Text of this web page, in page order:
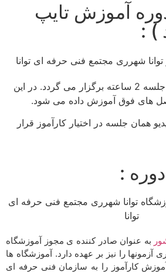
آموزش تایپ
) :
این دوره آموزشی در 5 جلسه 2 ساعته برگزار می گردد. در این
همان جلسه در اختیار کارآموز قرار
:
به عنوان صادر کننده ی مجوز آموزشگاه
آزمونها را نیز بر عهده دارد. آموزشگاه ها
کارآموز را به سازمان فنی حرفه ای